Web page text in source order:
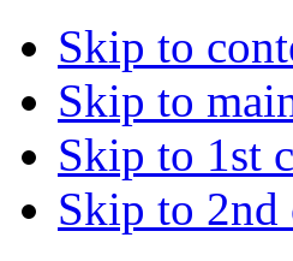
Skip to
Skip to
Skip to 1st
Skip to 2nd